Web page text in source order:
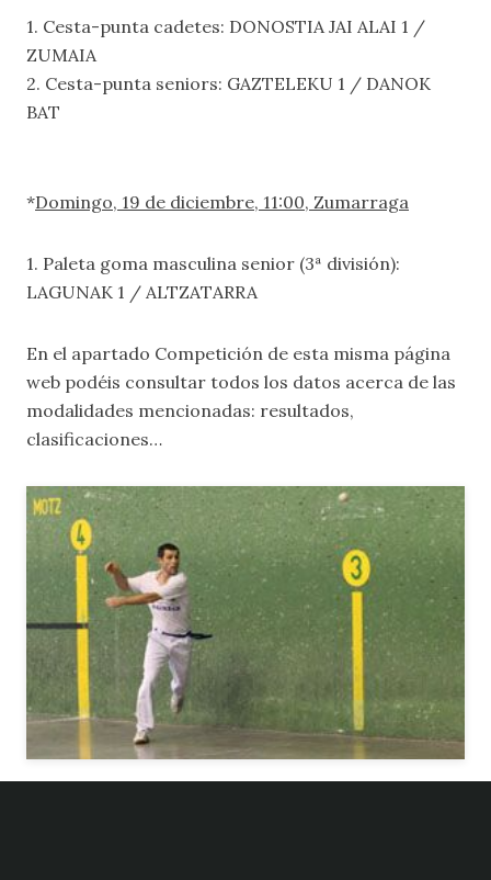
1. Cesta-punta cadetes: DONOSTIA JAI ALAI 1 /
ZUMAIA
2. Cesta-punta seniors: GAZTELEKU 1 / DANOK
BAT
*Domingo, 19 de diciembre, 11:00, Zumarraga
1. Paleta goma masculina senior (3ª división):
LAGUNAK 1 / ALTZATARRA
En el apartado Competición de esta misma página
web podéis consultar todos los datos acerca de las
modalidades mencionadas: resultados,
clasificaciones…